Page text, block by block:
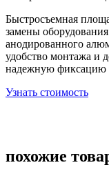
Быстросъемная
замены
анодированного
удобство монтажа и
надежную фиксацию
Узнать стоимость
похожие